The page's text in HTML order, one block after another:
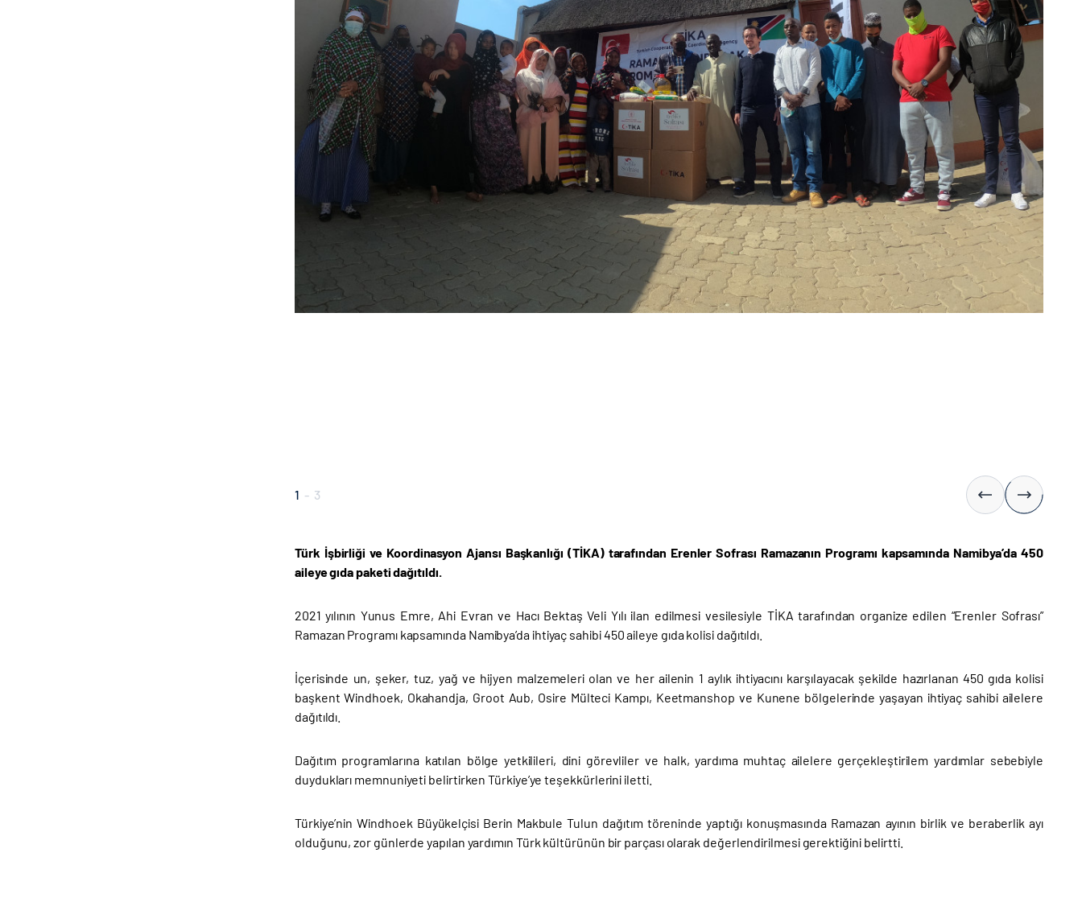
1 - 3
Türk İşbirliği ve Koordinasyon Ajansı Başkanlığı (TİKA) tarafından Erenler Sofrası Ramazanın Programı kapsamında Namibya’da 450
aileye gıda paketi dağıtıldı.
2021 yılının Yunus Emre, Ahi Evran ve Hacı Bektaş Veli Yılı ilan edilmesi vesilesiyle TİKA tarafından organize edilen “Erenler Sofrası”
Ramazan Programı kapsamında Namibya’da ihtiyaç sahibi 450 aileye gıda kolisi dağıtıldı.
İçerisinde un, şeker, tuz, yağ ve hijyen malzemeleri olan ve her ailenin 1 aylık ihtiyacını karşılayacak şekilde hazırlanan 450 gıda kolisi
başkent Windhoek, Okahandja, Groot Aub, Osire Mülteci Kampı, Keetmanshop ve Kunene bölgelerinde yaşayan ihtiyaç sahibi ailelere
dağıtıldı.
Dağıtım programlarına katılan bölge yetkilileri, dini görevliler ve halk, yardıma muhtaç ailelere gerçekleştirilem yardımlar sebebiyle
duydukları memnuniyeti belirtirken Türkiye’ye teşekkürlerini iletti.
Türkiye’nin Windhoek Büyükelçisi Berin Makbule Tulun dağıtım töreninde yaptığı konuşmasında Ramazan ayının birlik ve beraberlik ayı
olduğunu, zor günlerde yapılan yardımın Türk kültürünün bir parçası olarak değerlendirilmesi gerektiğini belirtti.